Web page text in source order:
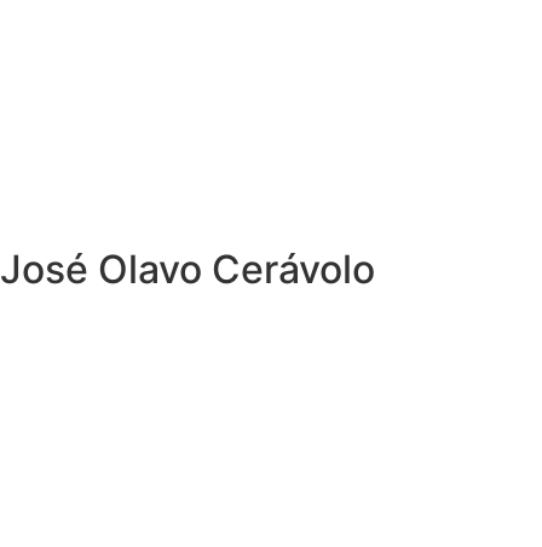
José Olavo Cerávolo